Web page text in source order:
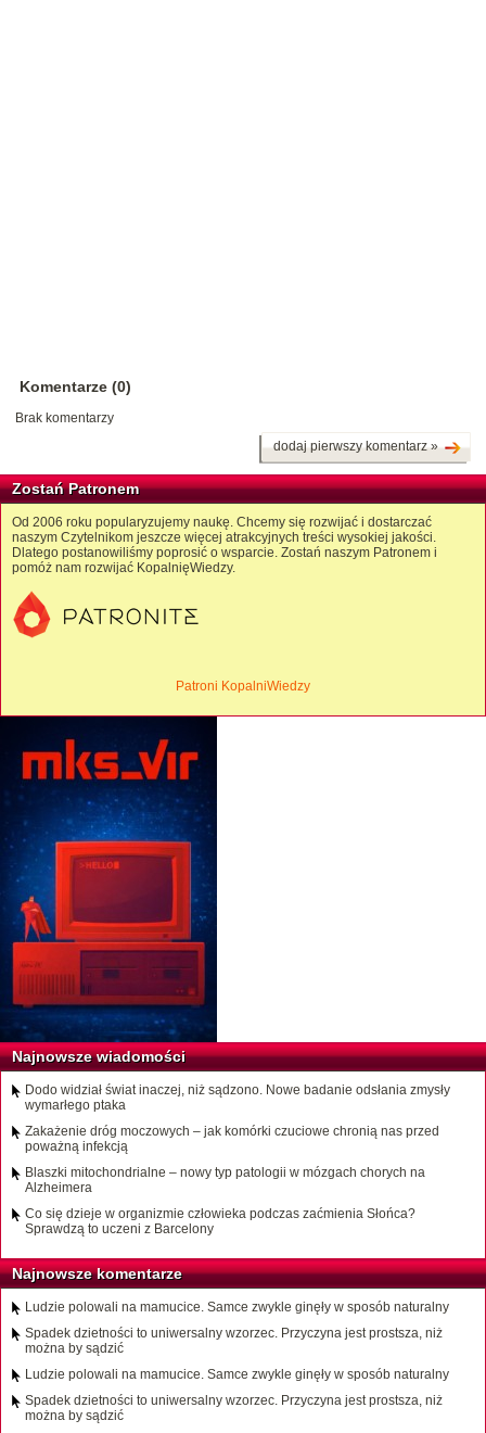
Komentarze (0)
Brak komentarzy
dodaj pierwszy komentarz »
Zostań Patronem
Od 2006 roku popularyzujemy naukę. Chcemy się rozwijać i dostarczać
naszym Czytelnikom jeszcze więcej atrakcyjnych treści wysokiej jakości.
Dlatego postanowiliśmy poprosić o wsparcie. Zostań naszym Patronem i
pomóż nam rozwijać KopalnięWiedzy.
Patroni KopalniWiedzy
Najnowsze wiadomości
Dodo widział świat inaczej, niż sądzono. Nowe badanie odsłania zmysły
wymarłego ptaka
Zakażenie dróg moczowych – jak komórki czuciowe chronią nas przed
poważną infekcją
Blaszki mitochondrialne – nowy typ patologii w mózgach chorych na
Alzheimera
Co się dzieje w organizmie człowieka podczas zaćmienia Słońca?
Sprawdzą to uczeni z Barcelony
Najnowsze komentarze
Ludzie polowali na mamucice. Samce zwykle ginęły w sposób naturalny
Spadek dzietności to uniwersalny wzorzec. Przyczyna jest prostsza, niż
można by sądzić
Ludzie polowali na mamucice. Samce zwykle ginęły w sposób naturalny
Spadek dzietności to uniwersalny wzorzec. Przyczyna jest prostsza, niż
można by sądzić